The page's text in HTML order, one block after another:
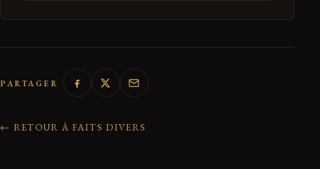
PARTAGER
← RETOUR À FAITS DIVERS